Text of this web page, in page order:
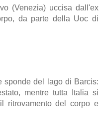
(Venezia) uccisa dall'ex
da parte della Uoc di
sponde del lago di Barcis:
mentre tutta Italia si
ritrovamento del corpo e